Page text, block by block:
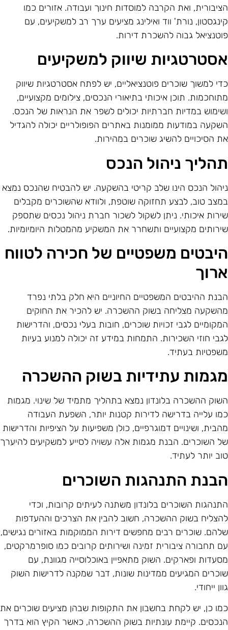
ואת הקרבה למוסדות חינוך ועבודה. אזורים כמו
נורת' ווד ואילינג מציעים ערך רב למשקיעים, עם
גבוה להשכרת דירות.
שיווק למשקיעים
למשוך שוכרים פוטנציאליים, יש לפתח אסטרטגיות שיווק
תוכן איכותי בתיאורי הנכסים, צילומים מקצועיים,
במדיות חברתיות יכולים לשפר את הנראות של הנכס.
במודעות ממומנות באתרים הפופולריים יכולה להגדיל
הסיכויים להשיג שוכרים במהירות.
ניהול הנכס
הנכס הינו שלב קריטי בהשקעה. יש להבטיח שהנכס נמצא
טוב, לבצע תחזוקה שוטפת, ולוודא שהשוכרים מקבלים
איכותי. ניתן לשקול לשכור חברת ניהול נכסים שתספק
מקצועיים ותשחרר את המשקיע מהמטלות היומיומיות.
משפטיים של חכירה לטווח
ההיבטים המשפטיים החיוניים היא חלק בלתי נפרד
מצליחה בשוק ההשכרה. יש להכיר את החוקים
לגבי זכויות שוכרים, חובות בעלי נכסים, והדרישות
חוזי השכירות. התמחות במידע זה יכולה למנוע בעיות
בעתיד.
עתידיות בשוק ההשכרה
ההשכרה בלונדון נמצא בתהליך מתמיד של שינוי. מגמות
עלייה בדרישה לדירות קטנות יותר, השפעת העבודה
ושינויים דמוגרפיים, כולן משפיעות על הציפיות והדרישות
השוכרים. הבנת מגמות אלה עשויה לסייע למשקיעים להיערך
יותר לעתיד.
התנהגות השוכרים
השוכרים בלונדון משתנה לעיתים קרובות, וכדי
בשוק ההשכרה, חשוב להבין את הצרכים וההעדפות
שוכרים רבים מחפשים דירות הממוקמות באזורים נגישים,
תחבורה ציבורית זמינה ושירותים קרובים כמו סופרמרקטים,
ופארקים. השוק מתאפיין באוכלוסייה מגוונת, עם
המגיעים ממדינות שונות, דבר שמקנה לדרישות השוק
ייחודי.
כן, יש לקחת בחשבון את התקופות שבהן מציעים שוכרים את
קיימת עונתיות בשוק ההשכרה, כאשר הקיץ הוא בדרך